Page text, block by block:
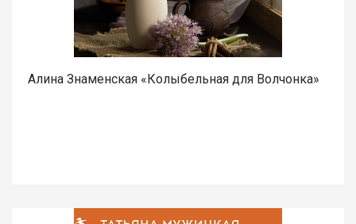
Алина Знаменская «Колыбельная для Волчонка»